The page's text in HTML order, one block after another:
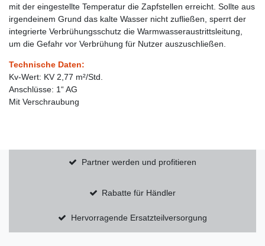
mit der eingestellte Temperatur die Zapfstellen erreicht. Sollte aus
irgendeinem Grund das kalte Wasser nicht zufließen, sperrt der
integrierte Verbrühungsschutz die Warmwasseraustrittsleitung,
um die Gefahr vor Verbrühung für Nutzer auszuschließen.
Technische Daten:
Kv-Wert: KV 2,77 m²/Std.
Anschlüsse: 1“ AG
Mit Verschraubung
Partner werden und profitieren
Rabatte für Händler
Hervorragende Ersatzteilversorgung